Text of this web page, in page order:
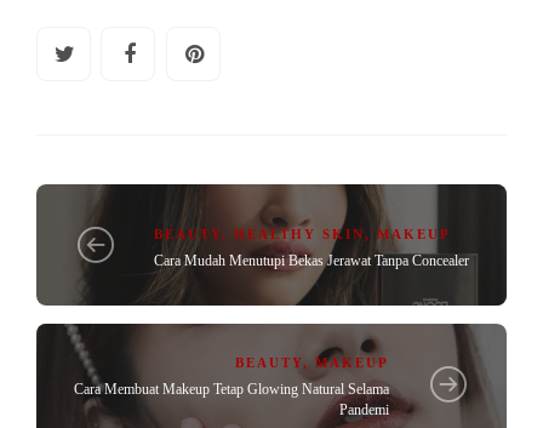
BEAUTY, HEALTHY SKIN, MAKEUP
Cara Mudah Menutupi Bekas Jerawat Tanpa Concealer
BEAUTY, MAKEUP
Cara Membuat Makeup Tetap Glowing Natural Selama
Pandemi